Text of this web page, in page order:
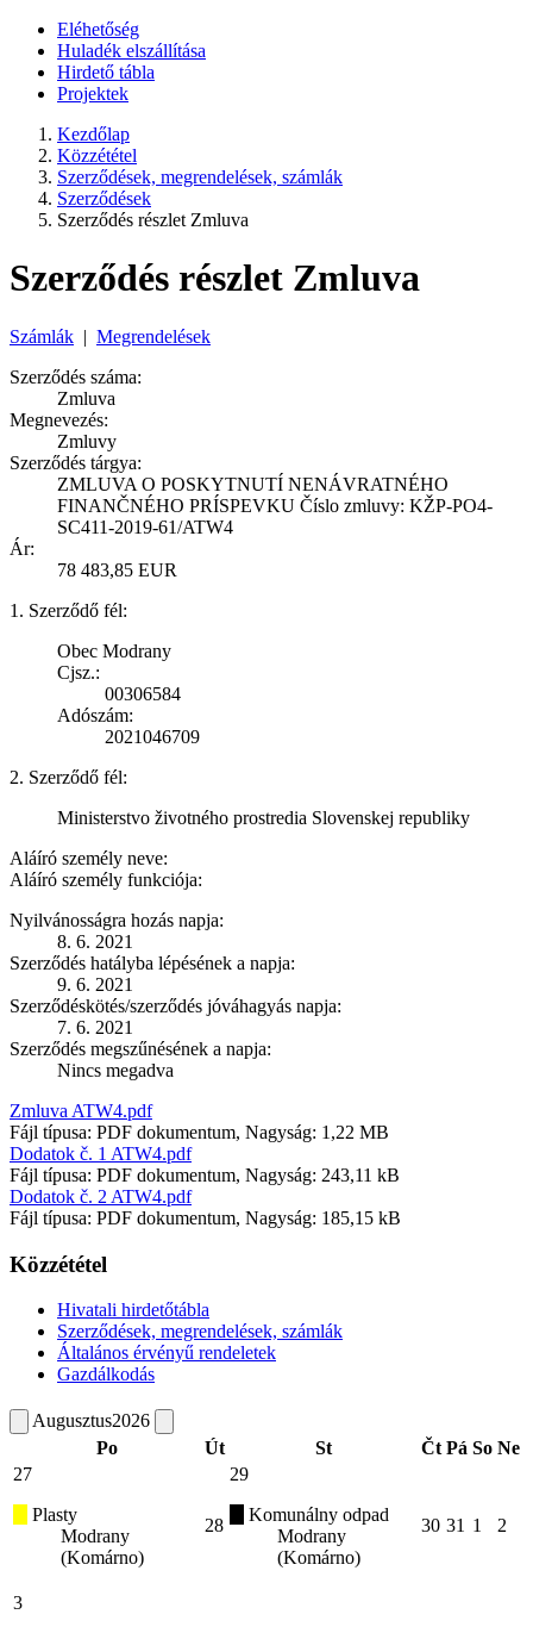
Eléhetőség
Huladék elszállítása
Hirdető tábla
Projektek
Kezdőlap
Közzététel
Szerződések, megrendelések, számlák
Szerződések
Szerződés részlet Zmluva
Szerződés részlet Zmluva
Számlák | Megrendelések
Szerződés száma:
Zmluva
Megnevezés:
Zmluvy
Szerződés tárgya:
ZMLUVA O POSKYTNUTÍ NENÁVRATNÉHO
FINANČNÉHO PRÍSPEVKU Číslo zmluvy: KŽP-PO4-
SC411-2019-61/ATW4
Ár:
78 483,85 EUR
1. Szerződő fél:
Obec Modrany
Cjsz.:
00306584
Adószám:
2021046709
2. Szerződő fél:
Ministerstvo životného prostredia Slovenskej republiky
Aláíró személy neve:
Aláíró személy funkciója:
Nyilvánosságra hozás napja:
8. 6. 2021
Szerződés hatályba lépésének a napja:
9. 6. 2021
Szerződéskötés/szerződés jóváhagyás napja:
7. 6. 2021
Szerződés megszűnésének a napja:
Nincs megadva
Zmluva ATW4.pdf
Fájl típusa: PDF dokumentum, Nagyság: 1,22 MB
Dodatok č. 1 ATW4.pdf
Fájl típusa: PDF dokumentum, Nagyság: 243,11 kB
Dodatok č. 2 ATW4.pdf
Fájl típusa: PDF dokumentum, Nagyság: 185,15 kB
Közzététel
Hivatali hirdetőtábla
Szerződések, megrendelések, számlák
Általános érvényű rendeletek
Gazdálkodás
Augusztus2026
Po
Út St Čt Pá So Ne
27
Plasty
Modrany
(Komárno)
28
29
Komunálny odpad
Modrany
(Komárno)
30 31 1 2
3